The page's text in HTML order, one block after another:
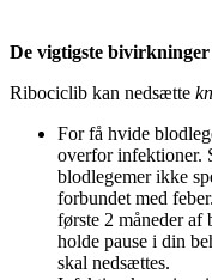
De vigtigste
Ribociclib kan nedsætte
For få hvide
overfor infektioner.
blodlegemer ikke
forbundet med
første 2 måneder af
holde pause i din
skal nedsættes.